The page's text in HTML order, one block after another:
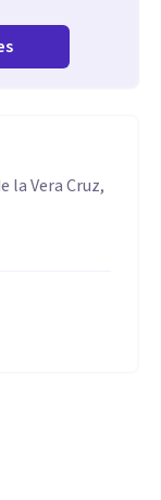
la Vera Cruz,